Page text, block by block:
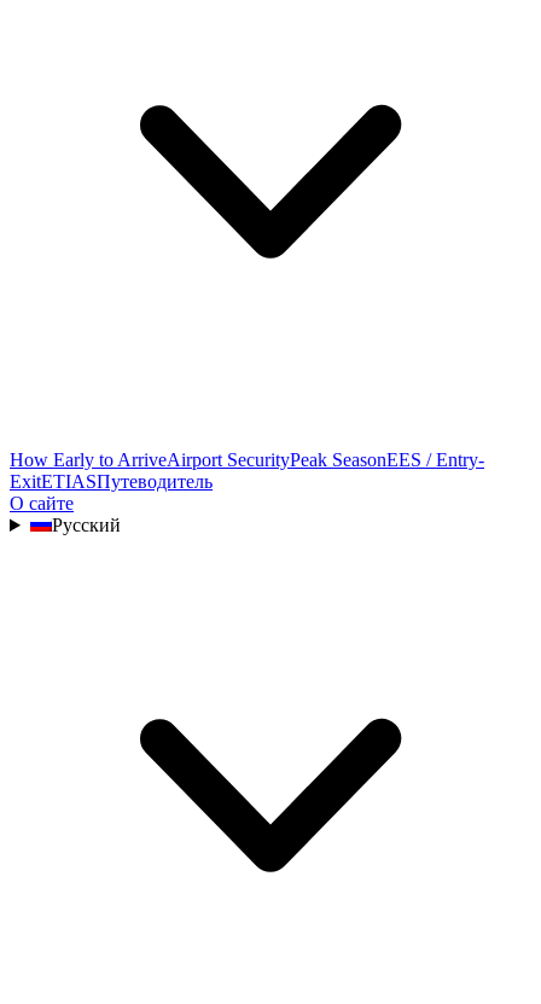
How Early to ArriveAirport SecurityPeak SeasonEES / Entry-
ExitETIASПутеводитель
О сайте
Русский